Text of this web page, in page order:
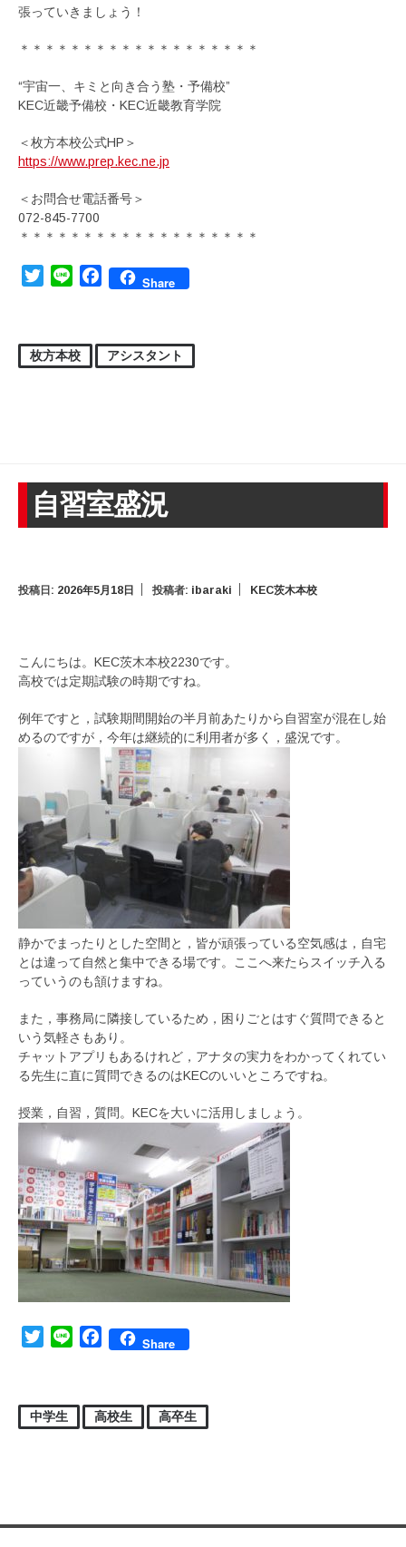
張っていきましょう！
＊＊＊＊＊＊＊＊＊＊＊＊＊＊＊＊＊＊＊
“宇宙一、キミと向き合う塾・予備校”
KEC近畿予備校・KEC近畿教育学院
＜枚方本校公式HP＞
https://www.prep.kec.ne.jp
＜お問合せ電話番号＞
072-845-7700
＊＊＊＊＊＊＊＊＊＊＊＊＊＊＊＊＊＊＊
TwitterLine FacebookShare
枚方本校 アシスタント
自習室盛況
投稿日: 2026年5月18日 投稿者: ibaraki KEC茨木本校
こんにちは。KEC茨木本校2230です。
高校では定期試験の時期ですね。
例年ですと，試験期間開始の半月前あたりから自習室が混在し始
めるのですが，今年は継続的に利用者が多く，盛況です。
静かでまったりとした空間と，皆が頑張っている空気感は，自宅
とは違って自然と集中できる場です。ここへ来たらスイッチ入る
っていうのも頷けますね。
また，事務局に隣接しているため，困りごとはすぐ質問できると
いう気軽さもあり。
チャットアプリもあるけれど，アナタの実力をわかってくれてい
る先生に直に質問できるのはKECのいいところですね。
授業，自習，質問。KECを大いに活用しましょう。
TwitterLine FacebookShare
中学生 高校生 高卒生